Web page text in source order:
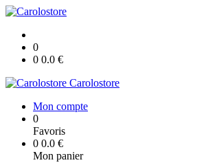
0
0 0.0 €
Carolostore
Mon compte
0
Favoris
0 0.0 €
Mon panier